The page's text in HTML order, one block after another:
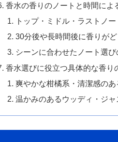
香水の香りのノートと時間によ
トップ・ミドル・ラストノ
30分後や長時間後に香りが
シーンに合わせたノート選び
香水選びに役立つ具体的な香り
爽やかな柑橘系・清潔感の
温かみのあるウッディ・ジ